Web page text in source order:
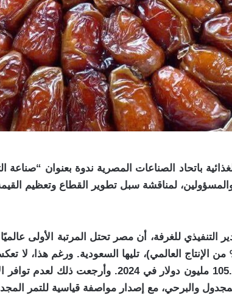
باتحاد الصناعات المصرية ندوة بعنوان “صناعة
لمناقشة سبل تطوير القطاع وتعظيم
طن سنويًا (19.3% من الإنتاج العالمي)، تليها السعودية. ورغم
الإنتاج، إذ سجلت فقط 105.6 مليون دولار في 2024.
والبرحي، مع إصدار مواصفة قياسية للتمر المجدول (8733 لسنة